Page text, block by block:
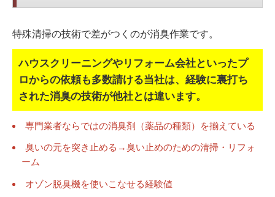
特殊清掃の技術で差がつくのが消臭作業です。
ハウスクリーニングやリフォーム会社といったプ
ロからの依頼も多数請ける当社は、 経験に裏打ち
された消臭の技術が他社とは違います。
専門業者ならではの消臭剤（薬品の種類）を揃えている
臭いの元を突き止める→臭い止めのための清掃・リフォ
ーム
オゾン脱臭機を使いこなせる経験値